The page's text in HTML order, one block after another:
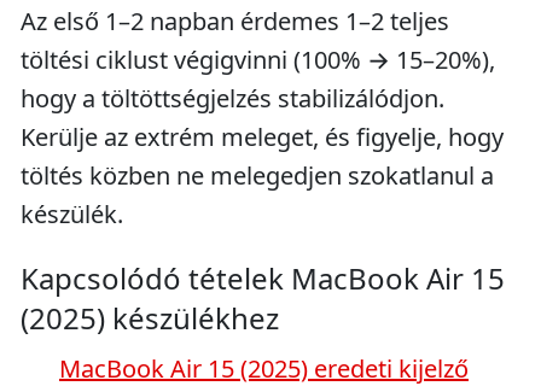
Az első 1–2 napban érdemes 1–2 teljes
töltési ciklust végigvinni (100% → 15–20%),
hogy a töltöttségjelzés stabilizálódjon.
Kerülje az extrém meleget, és figyelje, hogy
töltés közben ne melegedjen szokatlanul a
készülék.
Kapcsolódó tételek MacBook Air 15
(2025) készülékhez
MacBook Air 15 (2025) eredeti kijelző